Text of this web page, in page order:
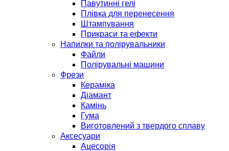
Павутинні гелі
Плівка для перенесення
Штампування
Прикраси та ефекти
Напилки та полірувальники
Файли
Полірувальні машини
Фрези
Кераміка
Діамант
Камінь
Гума
Виготовлений з твердого сплаву
Аксесуари
Ацесорія